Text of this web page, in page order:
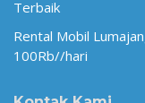
Terbaik
Rental Mobil
100Rb//hari